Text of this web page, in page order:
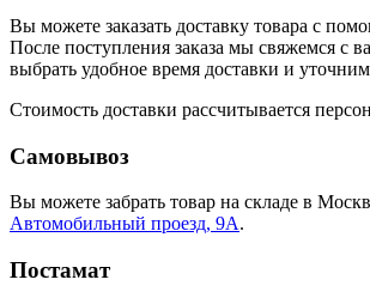
Вы можете заказать доставку товара с
После поступления заказа мы свяжемся с
выбрать удобное время доставки и
Стоимость доставки рассчитывается
Самовывоз
Вы можете забрать товар на складе в
Автомобильный проезд, 9А.
Постамат